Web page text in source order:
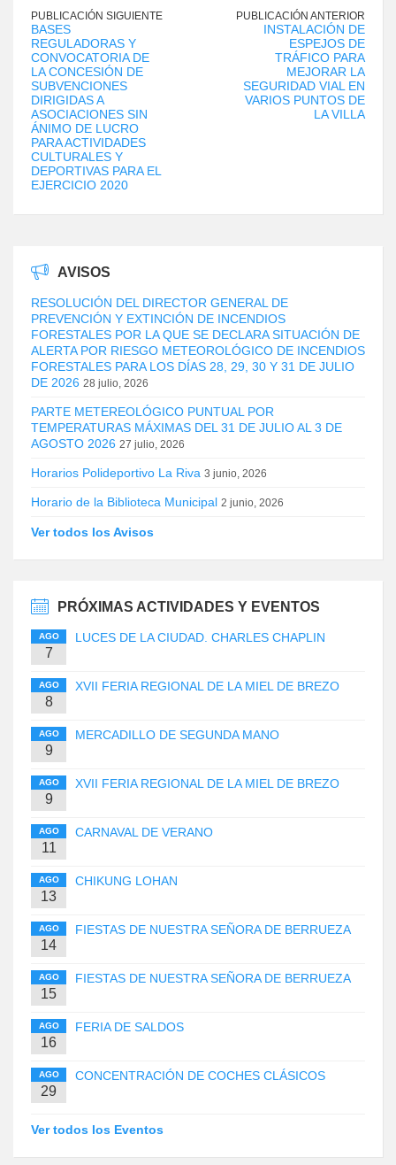
PUBLICACIÓN SIGUIENTE
BASES
REGULADORAS Y
CONVOCATORIA DE
LA CONCESIÓN DE
SUBVENCIONES
DIRIGIDAS A
ASOCIACIONES SIN
ÁNIMO DE LUCRO
PARA ACTIVIDADES
CULTURALES Y
DEPORTIVAS PARA EL
EJERCICIO 2020
PUBLICACIÓN ANTERIOR
INSTALACIÓN DE
ESPEJOS DE
TRÁFICO PARA
MEJORAR LA
SEGURIDAD VIAL EN
VARIOS PUNTOS DE
LA VILLA
AVISOS
RESOLUCIÓN DEL DIRECTOR GENERAL DE
PREVENCIÓN Y EXTINCIÓN DE INCENDIOS
FORESTALES POR LA QUE SE DECLARA SITUACIÓN DE
ALERTA POR RIESGO METEOROLÓGICO DE INCENDIOS
FORESTALES PARA LOS DÍAS 28, 29, 30 Y 31 DE JULIO
DE 2026 28 julio, 2026
PARTE METEREOLÓGICO PUNTUAL POR
TEMPERATURAS MÁXIMAS DEL 31 DE JULIO AL 3 DE
AGOSTO 2026 27 julio, 2026
Horarios Polideportivo La Riva 3 junio, 2026
Horario de la Biblioteca Municipal 2 junio, 2026
Ver todos los Avisos
PRÓXIMAS ACTIVIDADES Y EVENTOS
AGO
7
LUCES DE LA CIUDAD. CHARLES CHAPLIN
AGO
8
XVII FERIA REGIONAL DE LA MIEL DE BREZO
AGO
9
MERCADILLO DE SEGUNDA MANO
AGO
9
XVII FERIA REGIONAL DE LA MIEL DE BREZO
AGO
11
CARNAVAL DE VERANO
AGO
13
CHIKUNG LOHAN
AGO
14
FIESTAS DE NUESTRA SEÑORA DE BERRUEZA
AGO
15
FIESTAS DE NUESTRA SEÑORA DE BERRUEZA
AGO
16
FERIA DE SALDOS
AGO
29
CONCENTRACIÓN DE COCHES CLÁSICOS
Ver todos los Eventos